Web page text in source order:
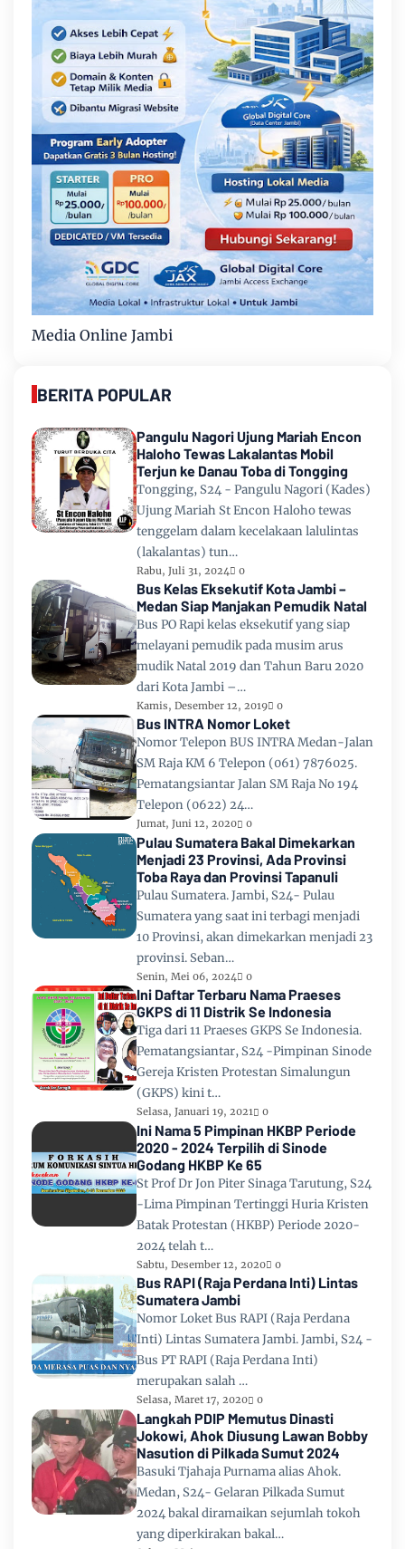
Media Online Jambi
BERITA POPULAR
Pangulu Nagori Ujung Mariah Encon
Haloho Tewas Lakalantas Mobil
Terjun ke Danau Toba di Tongging
Tongging, S24 - Pangulu Nagori (Kades)
Ujung Mariah St Encon Haloho tewas
tenggelam dalam kecelakaan lalulintas
(lakalantas) tun…
Rabu, Juli 31, 2024 0
Bus Kelas Eksekutif Kota Jambi –
Medan Siap Manjakan Pemudik Natal
Bus PO Rapi kelas eksekutif yang siap
melayani pemudik pada musim arus
mudik Natal 2019 dan Tahun Baru 2020
dari Kota Jambi –…
Kamis, Desember 12, 2019 0
Bus INTRA Nomor Loket
Nomor Telepon BUS INTRA Medan-Jalan
SM Raja KM 6 Telepon (061) 7876025.
Pematangsiantar Jalan SM Raja No 194
Telepon (0622) 24…
Jumat, Juni 12, 2020 0
Pulau Sumatera Bakal Dimekarkan
Menjadi 23 Provinsi, Ada Provinsi
Toba Raya dan Provinsi Tapanuli
Pulau Sumatera. Jambi, S24- Pulau
Sumatera yang saat ini terbagi menjadi
10 Provinsi, akan dimekarkan menjadi 23
provinsi. Seban…
Senin, Mei 06, 2024 0
Ini Daftar Terbaru Nama Praeses
GKPS di 11 Distrik Se Indonesia
Tiga dari 11 Praeses GKPS Se Indonesia.
Pematangsiantar, S24 -Pimpinan Sinode
Gereja Kristen Protestan Simalungun
(GKPS) kini t…
Selasa, Januari 19, 2021 0
Ini Nama 5 Pimpinan HKBP Periode
2020 - 2024 Terpilih di Sinode
Godang HKBP Ke 65
St Prof Dr Jon Piter Sinaga Tarutung, S24
-Lima Pimpinan Tertinggi Huria Kristen
Batak Protestan (HKBP) Periode 2020-
2024 telah t…
Sabtu, Desember 12, 2020 0
Bus RAPI (Raja Perdana Inti) Lintas
Sumatera Jambi
Nomor Loket Bus RAPI (Raja Perdana
Inti) Lintas Sumatera Jambi. Jambi, S24 -
Bus PT RAPI (Raja Perdana Inti)
merupakan salah …
Selasa, Maret 17, 2020 0
Langkah PDIP Memutus Dinasti
Jokowi, Ahok Diusung Lawan Bobby
Nasution di Pilkada Sumut 2024
Basuki Tjahaja Purnama alias Ahok.
Medan, S24- Gelaran Pilkada Sumut
2024 bakal diramaikan sejumlah tokoh
yang diperkirakan bakal…